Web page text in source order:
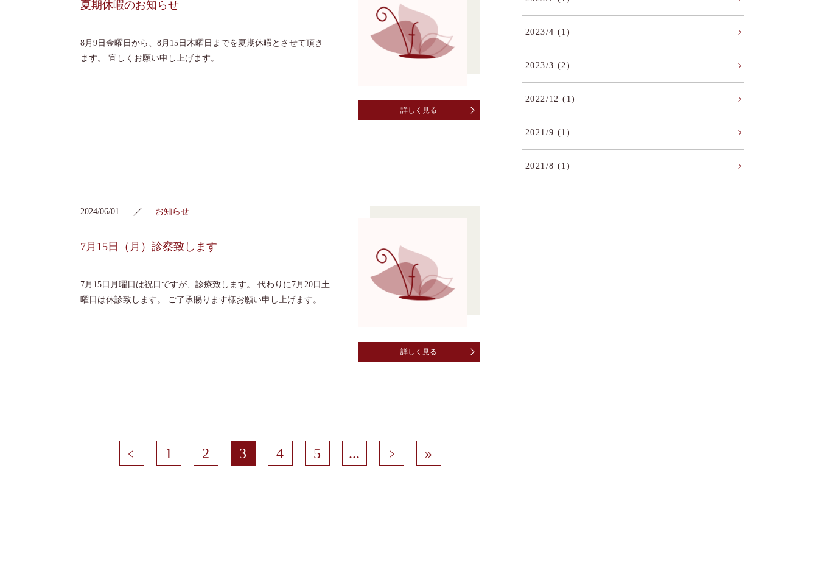
夏期休暇のお知らせ
8月9日金曜日から、8月15日木曜日までを夏期休暇とさせて頂き
ます。 宜しくお願い申し上げます。
詳しく見る
2024/06/01 お知らせ
7月15日（月）診察致します
7月15日月曜日は祝日ですが、診療致します。 代わりに7月20日土
曜日は休診致します。 ご了承賜ります様お願い申し上げます。
詳しく見る
< 1 2 3 4 5 ... > »
2023/4 (1)
2023/3 (2)
2022/12 (1)
2021/9 (1)
2021/8 (1)